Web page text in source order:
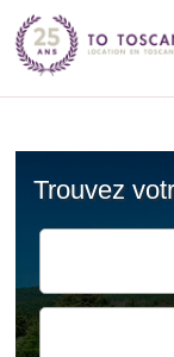
Trouvez